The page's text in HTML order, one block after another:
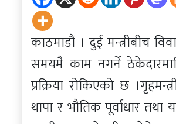
काठमाडौं । दुई मन्त्रीबीच
समयमै काम नगर्ने
प्रक्रिया रोकिएको छ
थापा र भौतिक पूर्वाधार तथा